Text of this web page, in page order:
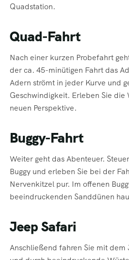
Quadstation.
Quad-Fahrt
Nach einer kurzen Probefahrt
der ca. 45-minütigen Fahrt das
Adern strömt in jeder Kurve und
Geschwindigkeit. Erleben Sie die
neuen Perspektive.
Buggy-Fahrt
Weiter geht das Abenteuer.
Buggy und erleben Sie bei der
Nervenkitzel pur. Im offenen
beeindruckenden Sanddünen
Jeep Safari
Anschließend fahren Sie mit